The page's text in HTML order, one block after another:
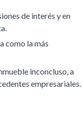
de interés y en
como la más
inconcluso, a
empresariales.